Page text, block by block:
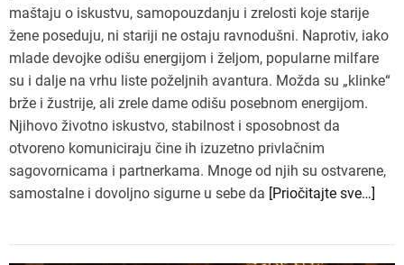
maštaju o iskustvu, samopouzdanju i zrelosti koje starije
žene poseduju, ni stariji ne ostaju ravnodušni. Naprotiv, iako
mlade devojke odišu energijom i željom, popularne milfare
su i dalje na vrhu liste poželjnih avantura. Možda su „klinke“
brže i žustrije, ali zrele dame odišu posebnom energijom.
Njihovo životno iskustvo, stabilnost i sposobnost da
otvoreno komuniciraju čine ih izuzetno privlačnim
sagovornicama i partnerkama. Mnoge od njih su ostvarene,
samostalne i dovoljno sigurne u sebe da [Priočitajte sve…]